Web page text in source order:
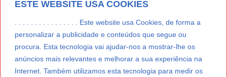
ESTE WEBSITE USA COOKIES
. . . . . . . . . . . . . . . . Este website usa Cookies, de forma a
personalizar a publicidade e conteúdos que segue ou
procura. Esta tecnologia vai ajudar-nos a mostrar-lhe os
anúncios mais relevantes e melhorar a sua experiência na
Internet. Também utilizamos esta tecnologia para medir os
Agosto 7, 2026
Lua Afonso vence prémio internacional de liderança
Agosto 7, 2026
Preparar o carro para as férias de Verão
Agosto 5, 2026